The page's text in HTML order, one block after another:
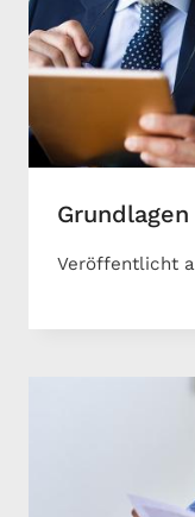
Veröffentlicht